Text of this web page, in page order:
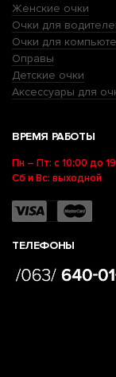
Женские очки
Очки для
Очки для
Оправы
Детские очки
Аксессуары для
ВРЕМЯ РАБОТЫ
Пн – Пт: с 10:00 до
Сб и Вс: выходной
ТЕЛЕФОНЫ